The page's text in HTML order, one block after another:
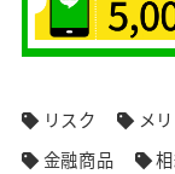
リスク メ
金融商品